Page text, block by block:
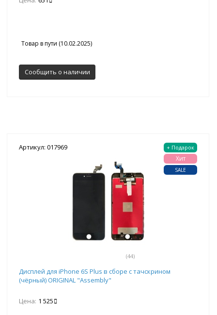
Товар в пути (10.02.2025)
Сообщить о наличии
Артикул: 017969
(44)
+ Подарок
Хит
SALE
Дисплей для iPhone 6S Plus в сборе с тачскрином
(чёрный) ORIGINAL "Assembly"
Цена: 1 525